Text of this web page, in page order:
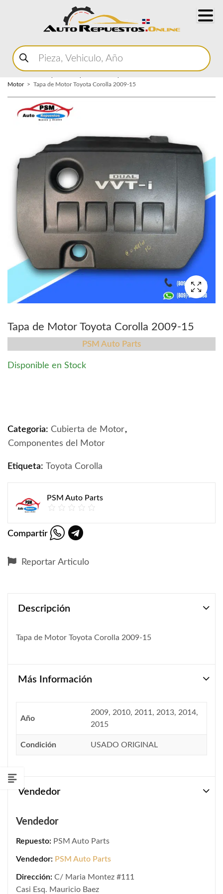
Buscar
productos
Motor
Tapa de Motor Toyota Corolla 2009-15
Tapa de Motor Toyota Corolla 2009-15
PSM Auto Parts
Disponible en Stock
Categoria: Cubierta de Motor,
Componentes del Motor
Etiqueta: Toyota Corolla
PSM Auto Parts
Compartir
Reportar Articulo
Descripción
Tapa de Motor Toyota Corolla 2009-15
Más Información
Año
2009, 2010, 2011, 2013, 2014,
2015
Condición USADO ORIGINAL
Vendedor
Vendedor
Repuesto: PSM Auto Parts
Vendedor: PSM Auto Parts
Dirección: C/ Maria Montez #111
Casi Esq. Mauricio Baez